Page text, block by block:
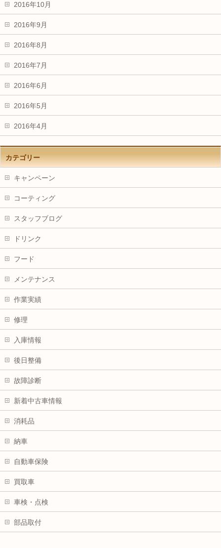
2016年10月
2016年9月
2016年8月
2016年7月
2016年6月
2016年5月
2016年4月
カテゴリー
キャンペーン
コーティング
スタッフブログ
ドリンク
フード
メンテナンス
作業実績
修理
入庫情報
後日整備
故障診断
新着中古車情報
消耗品
納車
自動車保険
買取車
車検・点検
部品取付